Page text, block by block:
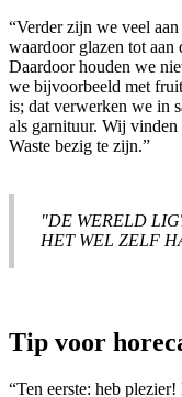
“Verder zijn we veel
waardoor glazen tot
Daardoor houden we
we bijvoorbeeld met fruit
is; dat verwerken we in
als garnituur. Wij
Waste bezig te zijn.”
"DE WERELD
HET WEL ZELF
Tip voor
“Ten eerste: heb